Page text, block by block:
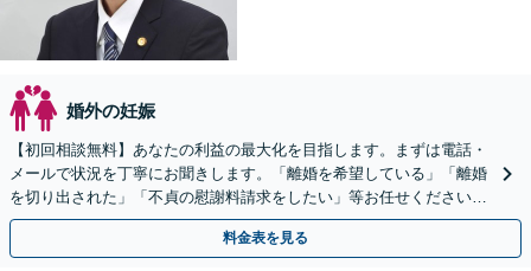
婚外の妊娠
【初回相談無料】あなたの利益の最大化を目指します。まずは電話・
メールで状況を丁寧にお聞きします。「離婚を希望している」「離婚
を切り出された」「不貞の慰謝料請求をしたい」等お任せください。
【リーズナブルな料金設定】
料金表を見る